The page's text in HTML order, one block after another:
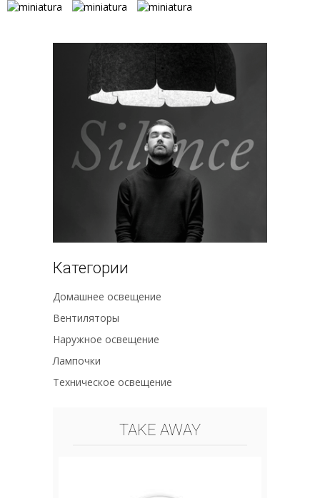
Категории
Домашнее освещение
Вентиляторы
Наружное освещение
Лампочки
Техническое освещение
TAKE AWAY